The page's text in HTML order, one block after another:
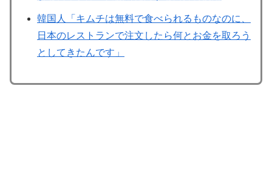
韓国人「キムチは無料で食べられるものなのに、
日本のレストランで注文したら何とお金を取ろう
としてきたんです」